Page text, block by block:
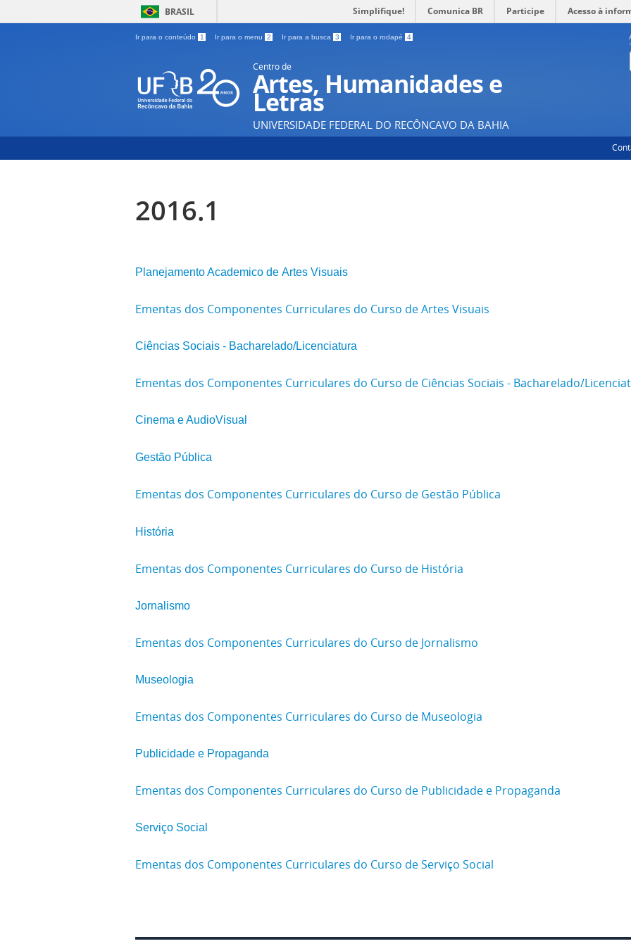
BRASIL Simplifique! Comunica BR Participe Acesso à
Ir para o conteúdo 1 Ir para o menu 2 Ir para a busca 3 Ir para o rodapé 4
Centro de
Artes, Humanidades e
Letras
UNIVERSIDADE FEDERAL DO RECÔNCAVO DA BAHIA
2016.1
Planejamento Academico de Artes Visuais
Ementas dos Componentes Curriculares do Curso de Artes Visuais
Ciências Sociais - Bacharelado/Licenciatura
Ementas dos Componentes Curriculares do Curso de Ciências Sociais - Bacharelado/
Cinema e AudioVisual
Gestão Pública
Ementas dos Componentes Curriculares do Curso de Gestão Pública
História
Ementas dos Componentes Curriculares do Curso de História
Jornalismo
Ementas dos Componentes Curriculares do Curso de Jornalismo
Museologia
Ementas dos Componentes Curriculares do Curso de Museologia
Publicidade e Propaganda
Ementas dos Componentes Curriculares do Curso de Publicidade e Propaganda
Serviço Social
Ementas dos Componentes Curriculares do Curso de Serviço Social